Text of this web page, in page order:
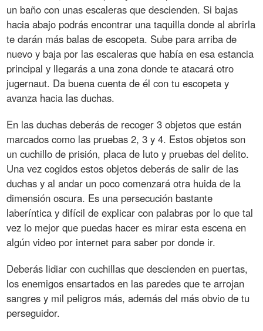
un baño con unas escaleras que descienden. Si bajas
hacia abajo podrás encontrar una taquilla donde al abrirla
te darán más balas de escopeta. Sube para arriba de
nuevo y baja por las escaleras que había en esa estancia
principal y llegarás a una zona donde te atacará otro
jugernaut. Da buena cuenta de él con tu escopeta y
avanza hacia las duchas.
En las duchas deberás de recoger 3 objetos que están
marcados como las pruebas 2, 3 y 4. Estos objetos son
un cuchillo de prisión, placa de luto y pruebas del delito.
Una vez cogidos estos objetos deberás de salir de las
duchas y al andar un poco comenzará otra huida de la
dimensión oscura. Es una persecución bastante
laberíntica y difícil de explicar con palabras por lo que tal
vez lo mejor que puedas hacer es mirar esta escena en
algún video por internet para saber por donde ir.
Deberás lidiar con cuchillas que descienden en puertas,
los enemigos ensartados en las paredes que te arrojan
sangres y mil peligros más, además del más obvio de tu
perseguidor.